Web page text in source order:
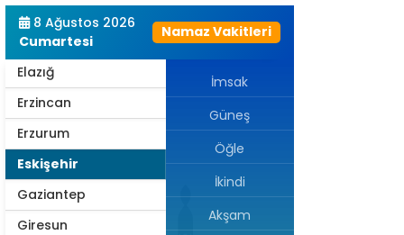
8 Ağustos 2026
Cumartesi
Namaz Vakitleri
Düzce
Edirne
Elazığ
Erzincan
Erzurum
Eskişehir
Gaziantep
Giresun
İmsak
Güneş
Öğle
İkindi
Akşam